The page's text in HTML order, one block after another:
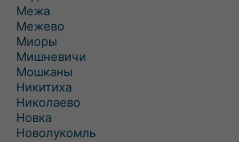
Межа
Межево
Миоры
Мишневичи
Мошканы
Никитиха
Николаево
Новка
Новолукомль